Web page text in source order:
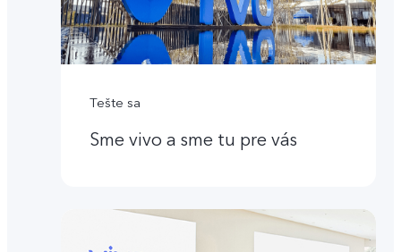
Tešte sa
Sme vivo a sme tu pre vás